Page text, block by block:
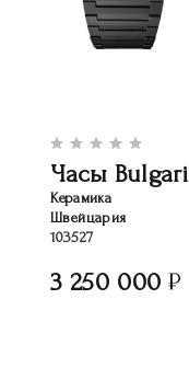
Часы Bulgari
Керамика
Швейцария
103527
3 250 000